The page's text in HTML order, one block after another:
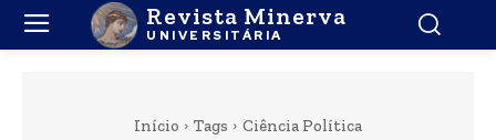
Revista Minerva
UNIVERSITÁRIA
Início Tags Ciência Política